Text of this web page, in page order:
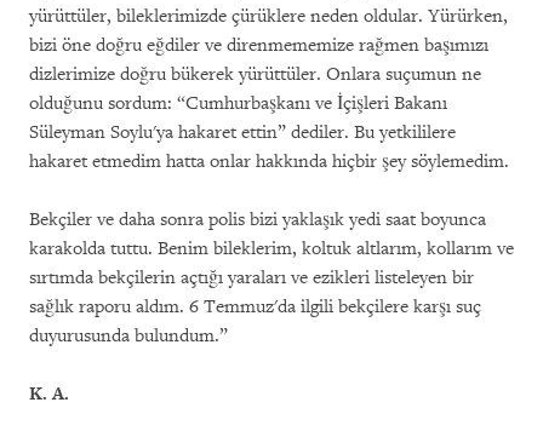
yürüttüler, bileklerimizde çürüklere neden oldular. Yürürken,
bizi öne doğru eğdiler ve direnmememize rağmen başımızı
dizlerimize doğru bükerek yürüttüler. Onlara suçumun ne
olduğunu sordum: “Cumhurbaşkanı ve İçişleri Bakanı
Süleyman Soylu'ya hakaret ettin” dediler. Bu yetkililere
hakaret etmedim hatta onlar hakkında hiçbir şey söylemedim.
Bekçiler ve daha sonra polis bizi yaklaşık yedi saat boyunca
karakolda tuttu. Benim bileklerim, koltuk altlarım, kollarım ve
sırtımda bekçilerin açtığı yaraları ve ezikleri listeleyen bir
sağlık raporu aldım. 6 Temmuz'da ilgili bekçilere karşı suç
duyurusunda bulundum.”
K. A.